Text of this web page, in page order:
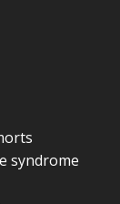
syndrome